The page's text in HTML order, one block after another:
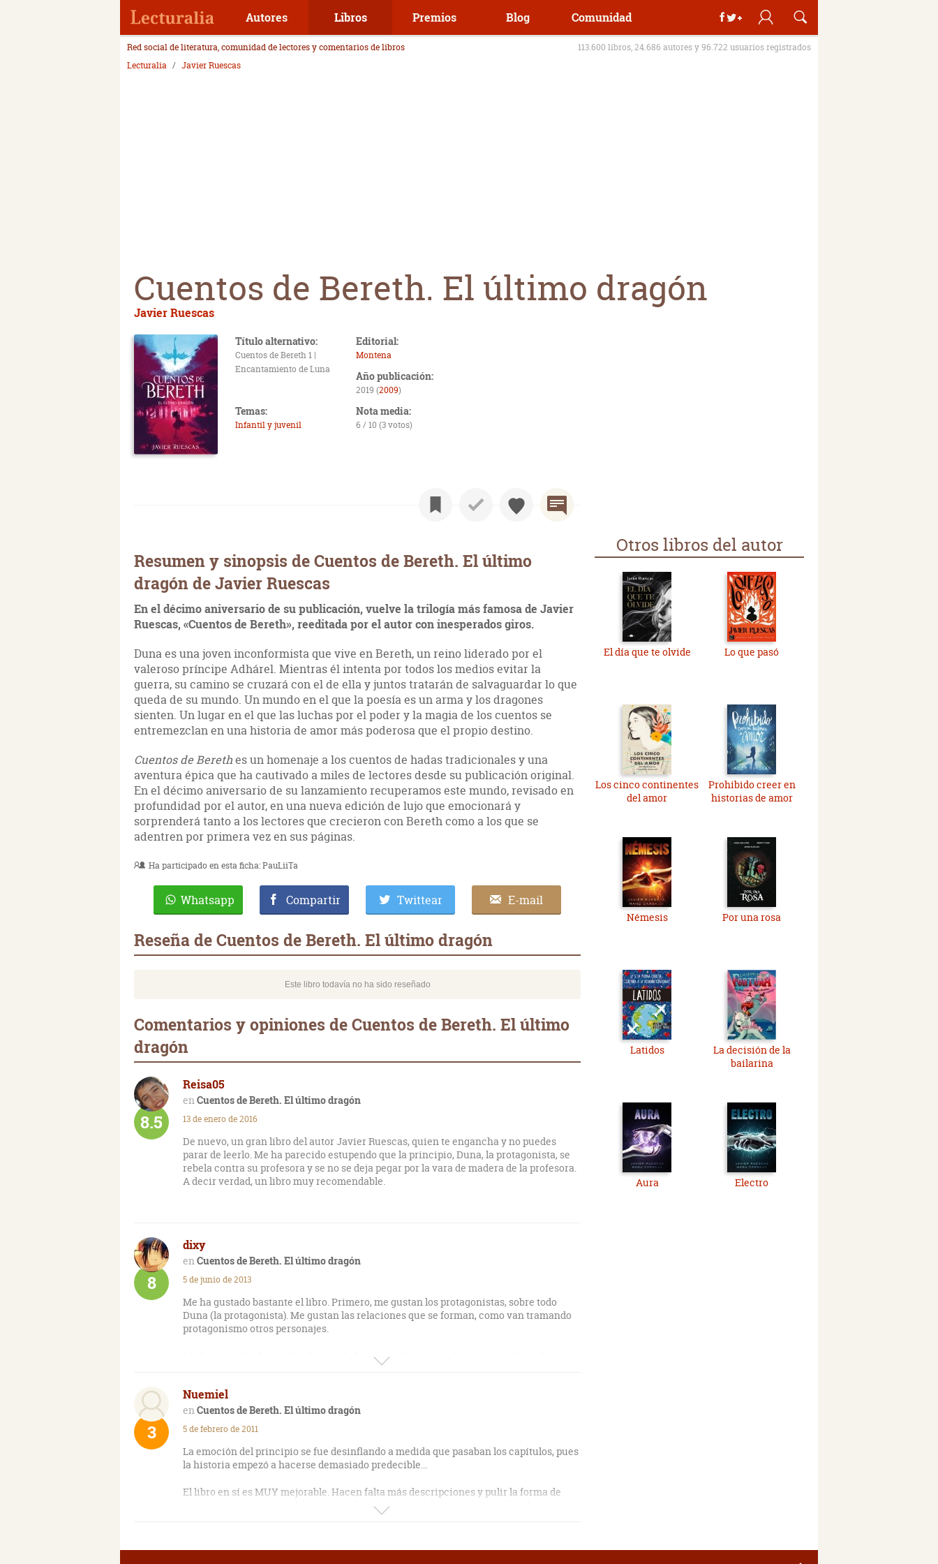
Autores Libros Premios Blog Comunidad
Red social de literatura, comunidad de lectores y comentarios de libros
113.600 libros, 24.686 autores y 96.722 usuarios registrados
Lecturalia
Javier Ruescas
Cuentos de Bereth. El último dragón
Javier Ruescas
Título alternativo:
Cuentos de Bereth 1 |
Encantamiento de Luna
Editorial:
Montena
Año publicación:
2019 (2009)
Temas:
Infantil y juvenil
Nota media:
6 / 10 (3 votos)
Resumen y sinopsis de Cuentos de Bereth. El último
dragón de Javier Ruescas
En el décimo aniversario de su publicación, vuelve la trilogía más famosa de Javier
Ruescas, «Cuentos de Bereth», reeditada por el autor con inesperados giros.
Duna es una joven inconformista que vive en Bereth, un reino liderado por el
valeroso príncipe Adhárel. Mientras él intenta por todos los medios evitar la
guerra, su camino se cruzará con el de ella y juntos tratarán de salvaguardar lo que
queda de su mundo. Un mundo en el que la poesía es un arma y los dragones
sienten. Un lugar en el que las luchas por el poder y la magia de los cuentos se
entremezclan en una historia de amor más poderosa que el propio destino.
Cuentos de Berethes un homenaje a los cuentos de hadas tradicionales y una
aventura épica que ha cautivado a miles de lectores desde su publicación original.
En el décimo aniversario de su lanzamiento recuperamos este mundo, revisado en
profundidad por el autor, en una nueva edición de lujo que emocionará y
sorprenderá tanto a los lectores que crecieron con Bereth como a los que se
adentren por primera vez en sus páginas.
Ha participado en esta ficha:PauLiiTa
Whatsapp Compartir Twittear E-mail
Reseña de Cuentos de Bereth. El último dragón
Este libro todavía no ha sido reseñado
Comentarios y opiniones de Cuentos de Bereth. El último
dragón
Reisa05
Cuentos de Bereth. El último dragón
8.5 13 de enero de 2016
De nuevo, un gran libro del autor Javier Ruescas, quien te engancha y no puedes
parar de leerlo. Me ha parecido estupendo que la principio, Duna, la protagonista, se
rebela contra su profesora y se no se deja pegar por la vara de madera de la profesora.
A decir verdad, un libro muy recomendable.
dixy
Cuentos de Bereth. El último dragón
8 5 de junio de 2013
Me ha gustado bastante el libro. Primero, me gustan los protagonistas, sobre todo
Duna (la protagonista). Me gustan las relaciones que se forman, como van tramando
protagonismo otros personajes.
Me he encariñado con la relación de Duna con Sírgeric y claro está con las relaciones
amorosas también. El libro es entretenido y engancha, sobre todo a partir de la mitad
poderes sobrenaturales, intrigas... La verdad es que es un libro muy completo en todos
los sentidos. Y dicen que el segundo es aún mejor, así que qué ganas de leerlo.
Nuemiel
Cuentos de Bereth. El último dragón
3 5 de febrero de 2011
La emoción del principio se fue desinflando a medida que pasaban los capítulos, pues
la historia empezó a hacerse demasiado predecible...
El libro en sí es MUY mejorable. Hacen falta más descripciones y pulir la forma de
expresarse; se nota muchísimo que el autor es novel. Aunque no toda la culpa es suya,
deberían darle un tirón de orejas al corrector de la editorial porque he encontrado en
Otros libros del autor
El día que te olvide Lo que pasó
Los cinco continentes
del amor
Prohibido creer en
historias de amor
Némesis Por una rosa
Latidos
La decisión de la
bailarina
Aura Electro